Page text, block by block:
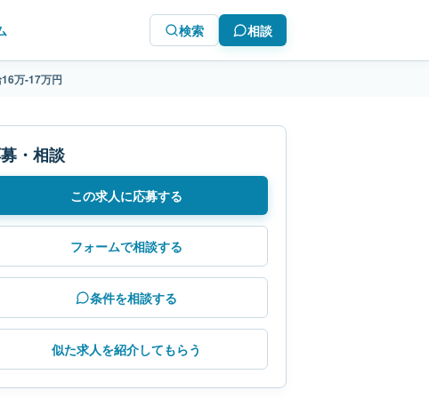
検索 相談
万-17万円
・相談
この求人に応募する
フォームで相談する
条件を相談する
似た求人を紹介してもらう